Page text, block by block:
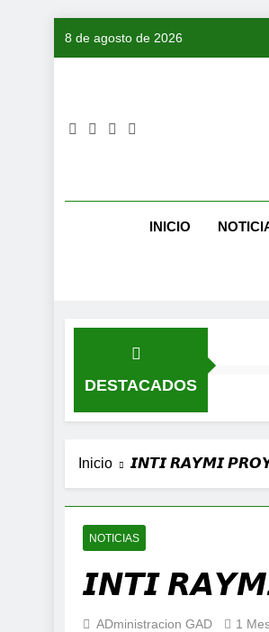
8 de agosto de 2026
INICIO
DESTACADOS
Inicio 𝙄𝙉𝙏𝙄 𝙍𝘼𝙔𝙈𝙄
NOTICIAS
𝙄𝙉𝙏𝙄
ADministracion GAD 1